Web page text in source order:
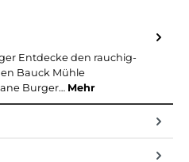
Entdecke den rauchig-
Bauck Mühle
Burger… Mehr